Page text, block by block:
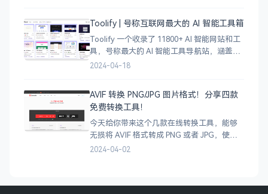
Toolify | 号称互联网最大的 AI 智能工具箱
Toolify 一个收录了 11800+ AI 智能网站和工
具，号称最大的 AI 智能工具导航站，涵盖了
AI 图像、AI 写作、AI 音视频工具、聊天机器
2024-04-18
AVIF 转换 PNG/JPG 图片格式！分享四款
免费转换工具！
今天给你带来这个几款在线转换工具，能够
无损将 AVIF 格式转成 PNG 或者 JPG，使用
很简单，只需将 AVIF 图像拖拽上传即可完成
2024-04-02